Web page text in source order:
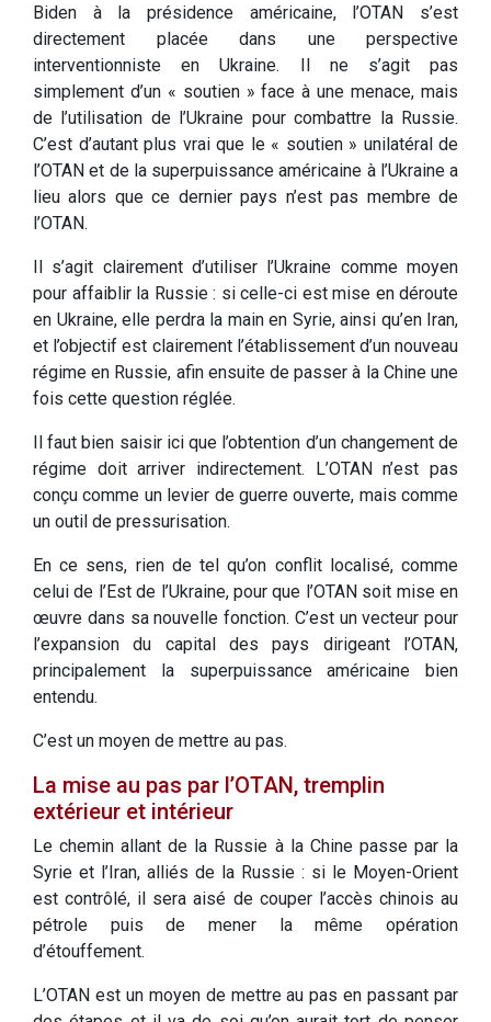
Biden à la présidence américaine, l’OTAN s’est
directement placée dans une perspective
interventionniste en Ukraine. Il ne s’agit pas
simplement d’un « soutien » face à une menace, mais
de l’utilisation de l’Ukraine pour combattre la Russie.
C’est d’autant plus vrai que le « soutien » unilatéral de
l’OTAN et de la superpuissance américaine à l’Ukraine a
lieu alors que ce dernier pays n’est pas membre de
l’OTAN.
Il s’agit clairement d’utiliser l’Ukraine comme moyen
pour affaiblir la Russie : si celle-ci est mise en déroute
en Ukraine, elle perdra la main en Syrie, ainsi qu’en Iran,
et l’objectif est clairement l’établissement d’un nouveau
régime en Russie, afin ensuite de passer à la Chine une
fois cette question réglée.
Il faut bien saisir ici que l’obtention d’un changement de
régime doit arriver indirectement. L’OTAN n’est pas
conçu comme un levier de guerre ouverte, mais comme
un outil de pressurisation.
En ce sens, rien de tel qu’on conflit localisé, comme
celui de l’Est de l’Ukraine, pour que l’OTAN soit mise en
œuvre dans sa nouvelle fonction. C’est un vecteur pour
l’expansion du capital des pays dirigeant l’OTAN,
principalement la superpuissance américaine bien
entendu.
C’est un moyen de mettre au pas.
La mise au pas par l’OTAN, tremplin
extérieur et intérieur
Le chemin allant de la Russie à la Chine passe par la
Syrie et l’Iran, alliés de la Russie : si le Moyen-Orient
est contrôlé, il sera aisé de couper l’accès chinois au
pétrole puis de mener la même opération
d’étouffement.
L’OTAN est un moyen de mettre au pas en passant par